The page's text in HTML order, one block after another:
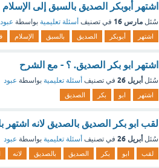
اشتهر أبوبكر الصديق بالسبق إلى
سُئل مارس 16 في تصنيف أسئلة تعليمية بواسطة عبود
اشتهر أبوبكر الصديق بالسبق الإسلام
اشتهر ابو بكر الصديق. ؟ - مع الشرح
سُئل أبريل 26 في تصنيف أسئلة تعليمية بواسطة عبود
اشتهر ابو بكر الصديق
لقب ابو بكر الصديق بالصديق لانه
سُئل أبريل 26 في تصنيف أسئلة تعليمية بواسطة عبود
لقب ابو بكر الصديق بالصديق لانه